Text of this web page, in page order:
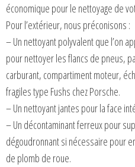
économique pour le nettoyage de
Pour l’extérieur, nous préconisons :
– Un nettoyant polyvalent que l’on
pour nettoyer les flancs de pneus,
carburant, compartiment moteur,
fragiles type Fushs chez Porsche.
– Un nettoyant jantes pour la face
– Un décontaminant ferreux pour
dégoudronnant si nécessaire pour
de plomb de roue.